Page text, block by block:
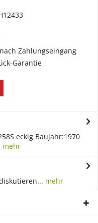
Zahlungseingang
Garantie
eckig Baujahr:1970
mehr
mehr